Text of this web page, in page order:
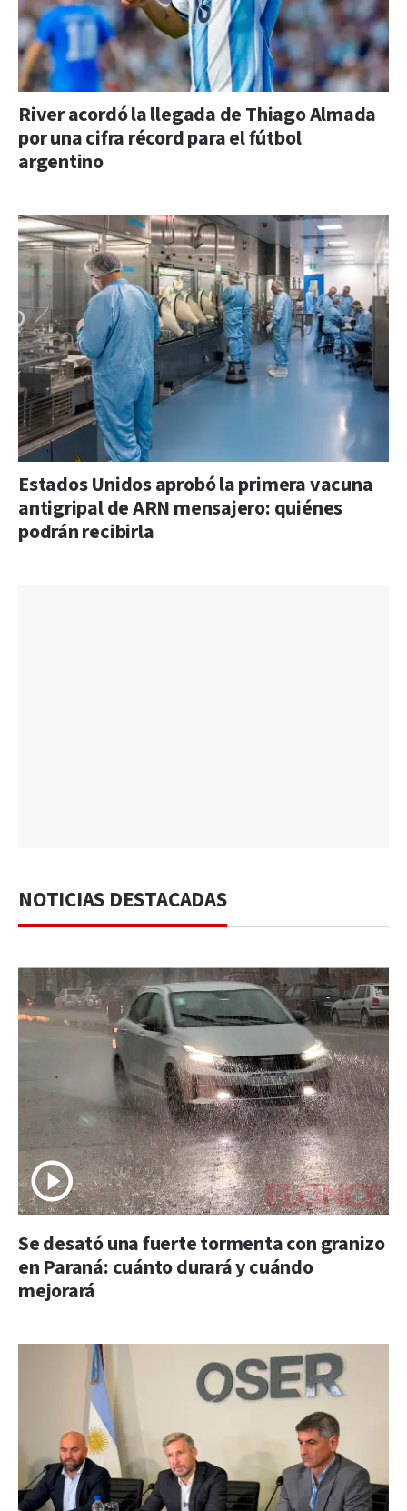
River acordó la llegada de Thiago Almada
por una cifra récord para el fútbol
argentino
Estados Unidos aprobó la primera vacuna
antigripal de ARN mensajero: quiénes
podrán recibirla
NOTICIAS DESTACADAS
Se desató una fuerte tormenta con granizo
en Paraná: cuánto durará y cuándo
mejorará